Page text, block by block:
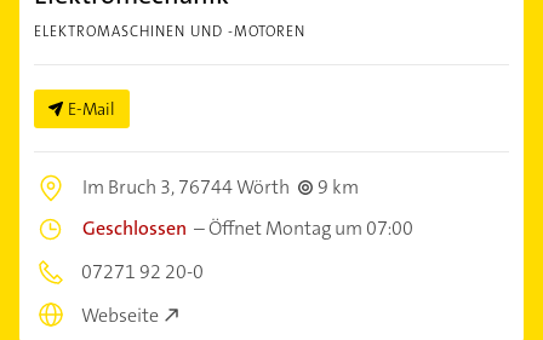
ELEKTROMASCHINEN UND -MOTOREN
E-Mail
Im Bruch 3,76744 Wörth
9 km
Geschlossen –Öffnet Montag um 07:00
07271 92 20-0
Webseite